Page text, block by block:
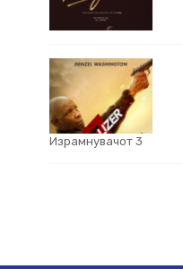
Израмнувачот 3